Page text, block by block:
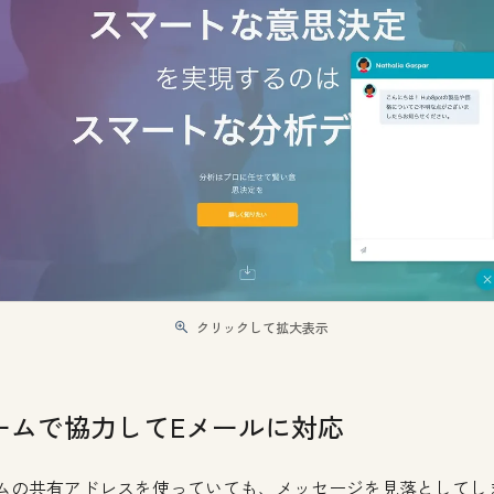
クリックして拡大表示
ムで協力してEメールに対応
の共有アドレスを使っていても、メッセージを見落としてし